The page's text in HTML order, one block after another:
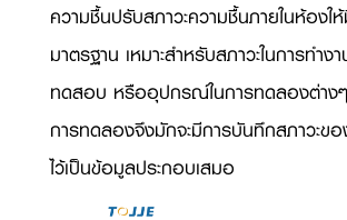
ความชื้นปรับสภาวะความชื้นภายในห้องให้
มาตรฐาน เหมาะสำหรับสภาวะในการทำง
ทดสอบ หรืออุปกรณ์ในการทดลองต่างๆ
การทดลองจึงมักจะมีการบันทึกสภาวะข
ไว้เป็นข้อมูลประกอบเสมอ